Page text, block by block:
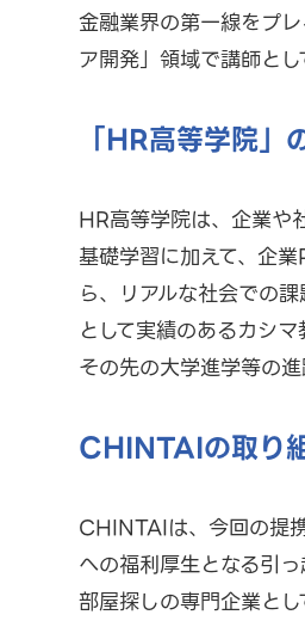
金融業界の第一線をプ
ア開発」領域で講師と
「HR高等学院」
HR高等学院は、企業や
基礎学習に加えて、企
ら、リアルな社会での
として実績のあるカシ
その先の大学進学等の進
CHINTAIの取り
CHINTAIは、今回の提
への福利厚生となる引
部屋探しの専門企業と